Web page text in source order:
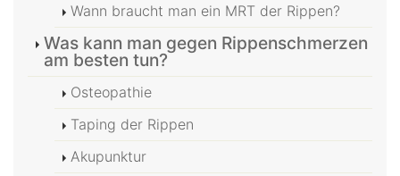
Wann braucht man ein MRT der Rippen?
Was kann man gegen Rippenschmerzen
am besten tun?
Osteopathie
Taping der Rippen
Akupunktur